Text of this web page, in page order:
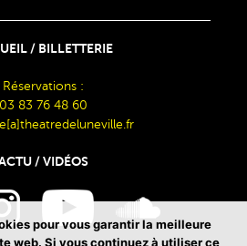
/ BILLETTERIE
Réservations :
03 83 76 48 60
/ VIDÉOS
pour vous garantir la meilleure
web. Si vous continuez à utiliser ce